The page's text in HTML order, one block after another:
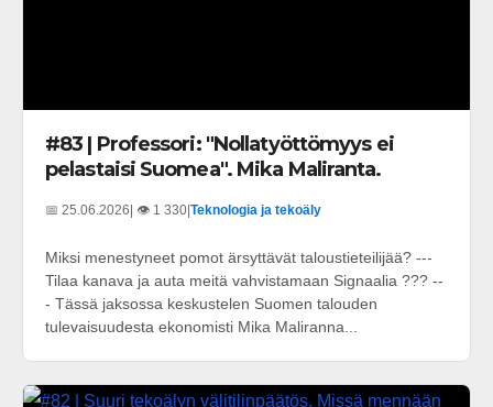
#83 | Professori: "Nollatyöttömyys ei
pelastaisi Suomea". Mika Maliranta.
📅 25.06.2026 | 👁️ 1 330 Teknologia ja tekoäly
Miksi menestyneet pomot ärsyttävät taloustieteilijää? ---
Tilaa kanava ja auta meitä vahvistamaan Signaalia ??? --
- Tässä jaksossa keskustelen Suomen talouden
tulevaisuudesta ekonomisti Mika Maliranna...